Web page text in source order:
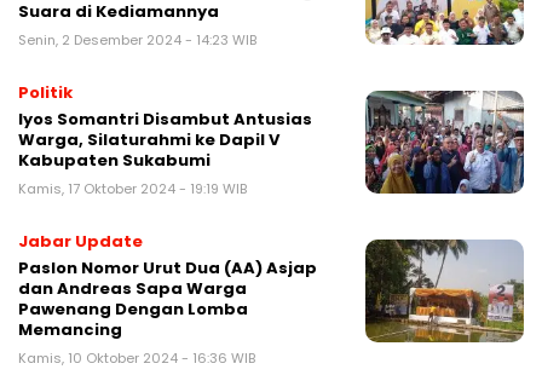
Suara di Kediamannya
Senin, 2 Desember 2024 - 14:23 WIB
Politik
Iyos Somantri Disambut Antusias
Warga, Silaturahmi ke Dapil V
Kabupaten Sukabumi
Kamis, 17 Oktober 2024 - 19:19 WIB
Jabar Update
Paslon Nomor Urut Dua (AA) Asjap
dan Andreas Sapa Warga
Pawenang Dengan Lomba
Memancing
Kamis, 10 Oktober 2024 - 16:36 WIB